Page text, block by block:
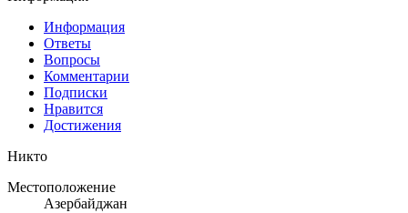
Информация
Ответы
Вопросы
Комментарии
Подписки
Нравится
Достижения
Никто
Местоположение
Азербайджан